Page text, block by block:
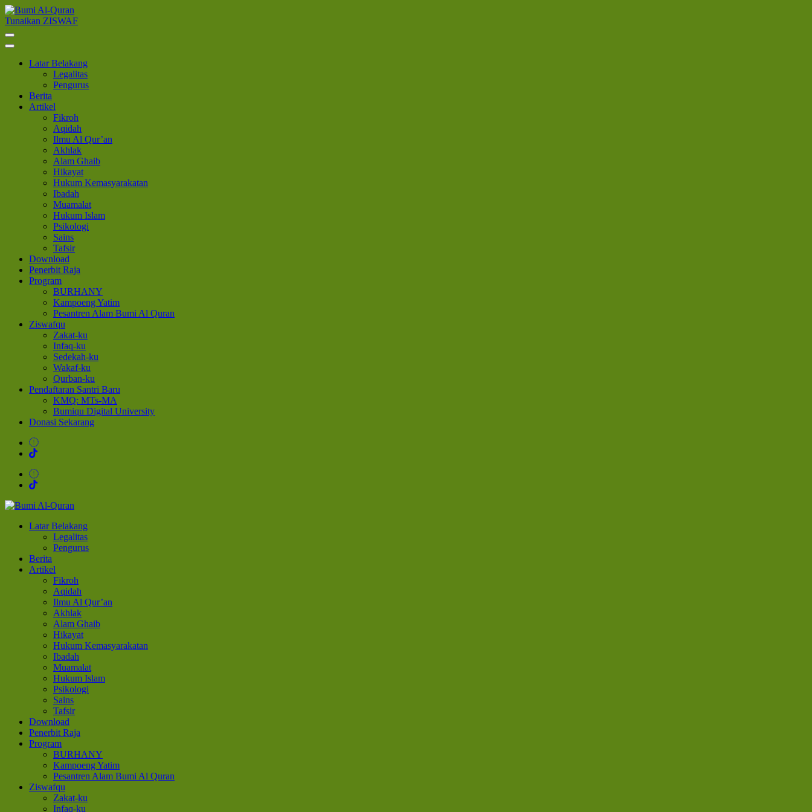
Lompat
ke
konten
(Tekan
Tunaikan ZISWAF
Latar Belakang
Legalitas
Pengurus
Berita
Artikel
Fikroh
Aqidah
Ilmu Al Qur’an
Akhlak
Alam Ghaib
Hikayat
Hukum Kemasyarakatan
Ibadah
Muamalat
Hukum Islam
Psikologi
Sains
Tafsir
Download
Penerbit Raja
Program
BURHANY
Kampoeng Yatim
Pesantren Alam Bumi Al Quran
Ziswafqu
Zakat-ku
Infaq-ku
Sedekah-ku
Wakaf-ku
Qurban-ku
Pendaftaran Santri Baru
KMQ: MTs-MA
Bumiqu Digital University
Donasi Sekarang
Bumi Al-Quran
Sinergi Untuk Kebahagiaan Dunia-Akhirat
Latar Belakang
Legalitas
Pengurus
Berita
Artikel
Fikroh
Aqidah
Ilmu Al Qur’an
Akhlak
Alam Ghaib
Hikayat
Hukum Kemasyarakatan
Ibadah
Muamalat
Hukum Islam
Psikologi
Sains
Tafsir
Download
Penerbit Raja
Program
BURHANY
Kampoeng Yatim
Pesantren Alam Bumi Al Quran
Ziswafqu
Zakat-ku
Infaq-ku